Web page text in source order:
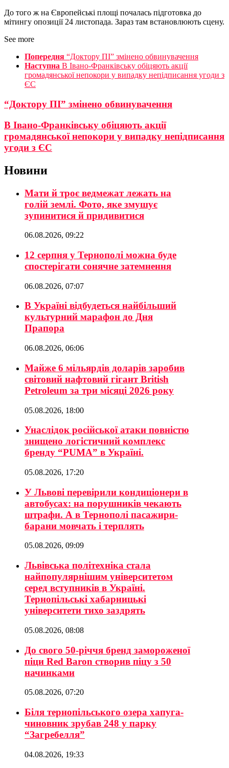
До того ж на Європейські площі почалась підготовка до
мітингу опозиції 24 листопада. Зараз там встановлюють сцену.
See more
Попередня “Доктору ПІ” змінено обвинувачення
Наступна В Івано-Франківську обіцяють акції
громадянської непокори у випадку непідписання угоди з
ЄС
“Доктору ПІ” змінено обвинувачення
В Івано-Франківську обіцяють акції
громадянської непокори у випадку непідписання
угоди з ЄС
Новини
Мати й троє ведмежат лежать на
голій землі. Фото, яке змушує
зупинитися й придивитися
06.08.2026, 09:22
12 серпня у Тернополі можна буде
спостерігати сонячне затемнення
06.08.2026, 07:07
В Україні відбудеться найбільший
культурний марафон до Дня
Прапора
06.08.2026, 06:06
Майже 6 мільярдів доларів заробив
світовий нафтовий гігант British
Petroleum за три місяці 2026 року
05.08.2026, 18:00
Унаслідок російської атаки повністю
знищено логістичний комплекс
бренду “PUMA” в Україні.
05.08.2026, 17:20
У Львові перевірили кондиціонери в
автобусах: на порушників чекають
штрафи. А в Тернополі пасажири-
барани мовчать і терплять
05.08.2026, 09:09
Львівська політехніка стала
найпопулярнішим університетом
серед вступників в Україні.
Тернопільські хабарницькі
університети тихо заздрять
05.08.2026, 08:08
До свого 50-річчя бренд замороженої
піци Red Baron створив піцу з 50
начинками
05.08.2026, 07:20
Біля тернопільського озера хапуга-
чиновник зрубав 248 у парку
“Загребелля”
04.08.2026, 19:33